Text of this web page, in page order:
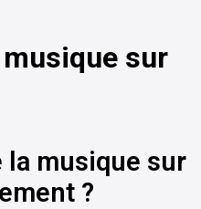
musique sur
la musique sur
?